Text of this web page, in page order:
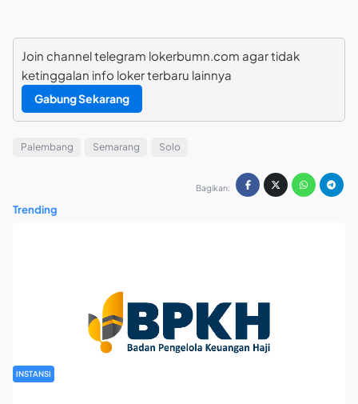
Join channel telegram lokerbumn.com agar tidak
ketinggalan info loker terbaru lainnya
Gabung Sekarang
Palembang Semarang Solo
Bagikan:
Trending
INSTANSI